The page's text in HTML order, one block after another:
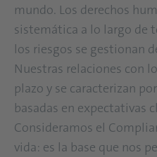
mundo. Los derechos
sistemática a lo largo de
los riesgos se gestionan
Nuestras relaciones con
plazo y se caracterizan
basadas en expectativas
Consideramos el
vida: es la base que nos